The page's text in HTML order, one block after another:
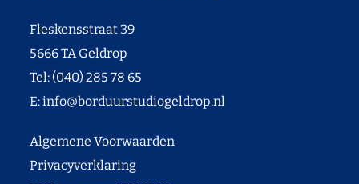
Fleskensstraat 39
5666 TA Geldrop
Tel: (040) 285 78 65
E:info@borduurstudiogeldrop.nl
Algemene Voorwaarden
Privacyverklaring